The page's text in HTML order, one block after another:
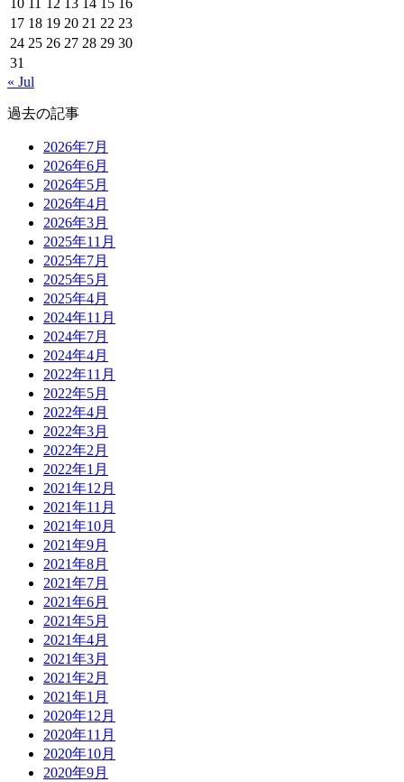
10 12 13 14 15
16
17 18 19 20 21 22 23
24 25 26 27 28 29 30
31
« Jul
過去の記事
2026年7月
2026年6月
2026年5月
2026年4月
2026年3月
2025年11月
2025年7月
2025年5月
2025年4月
2024年11月
2024年7月
2024年4月
2022年11月
2022年5月
2022年4月
2022年3月
2022年2月
2022年1月
2021年12月
2021年11月
2021年10月
2021年9月
2021年8月
2021年7月
2021年6月
2021年5月
2021年4月
2021年3月
2021年2月
2021年1月
2020年12月
2020年11月
2020年10月
2020年9月